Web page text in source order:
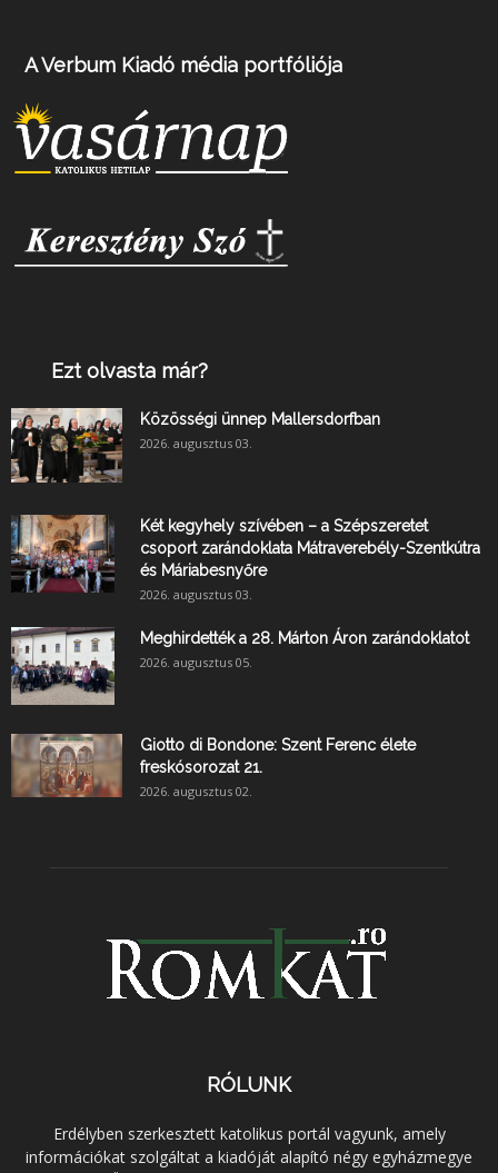
A Verbum Kiadó média portfóliója
Ezt olvasta már?
Közösségi ünnep Mallersdorfban
2026. augusztus 03.
Két kegyhely szívében – a Szépszeretet
csoport zarándoklata Mátraverebély-Szentkútra
és Máriabesnyőre
2026. augusztus 03.
Meghirdették a 28. Márton Áron zarándoklatot
2026. augusztus 05.
Giotto di Bondone: Szent Ferenc élete
freskósorozat 21.
2026. augusztus 02.
RÓLUNK
Erdélyben szerkesztett katolikus portál vagyunk, amely
információkat szolgáltat a kiadóját alapító négy egyházmegye